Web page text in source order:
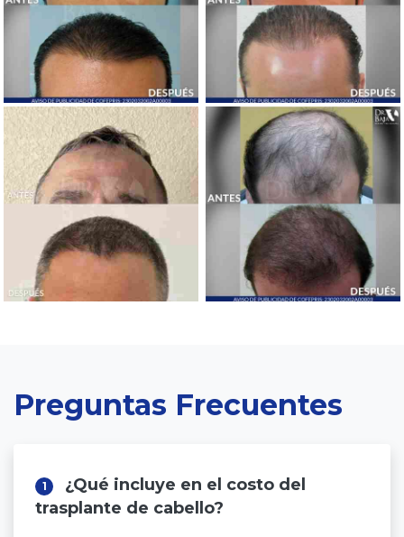
Preguntas Frecuentes
1
¿Qué incluye en el costo del
trasplante de cabello?